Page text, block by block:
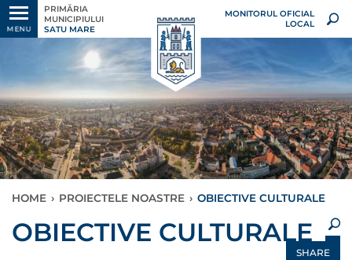
MENU
PRIMĂRIA
MUNICIPIULUI
SATU MARE
MONITORUL OFICIAL
LOCAL
HOME › PROIECTELE NOASTRE › OBIECTIVE CULTURALE
×
OBIECTIVE CULTURALE
SHARE